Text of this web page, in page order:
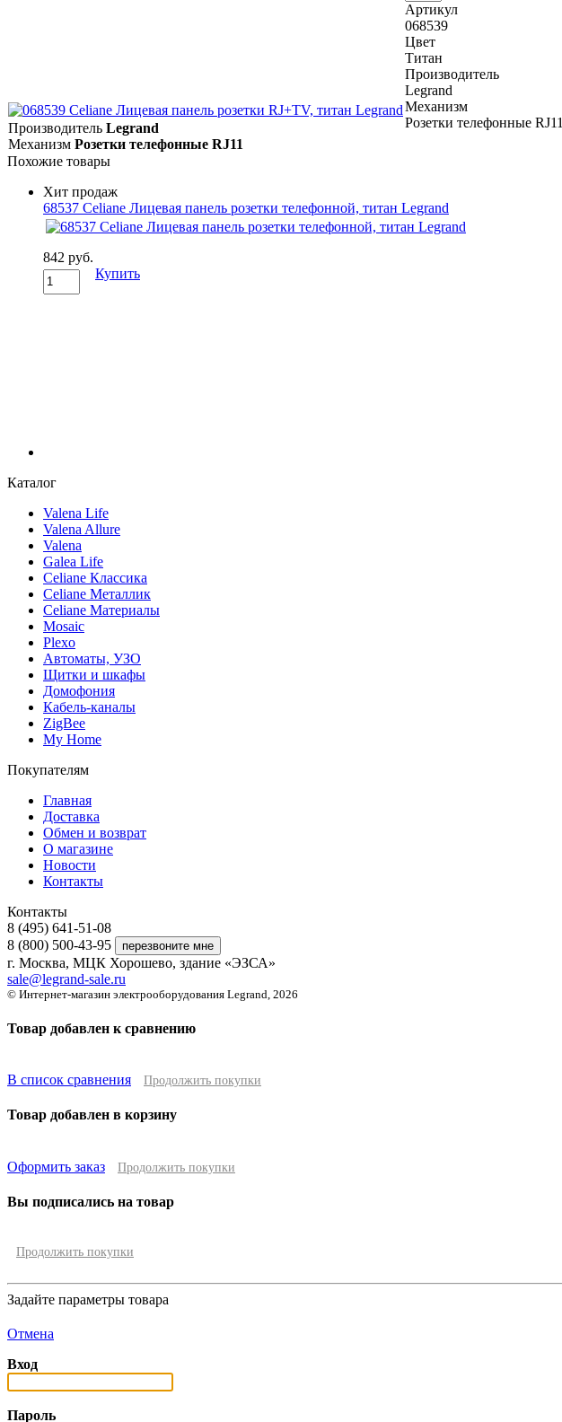
Артикул
068539
Цвет
Титан
Производитель
Legrand
Механизм
Розетки телефонные RJ11
Производитель Legrand
Механизм Розетки телефонные RJ11
Похожие товары
Хит продаж
68537 Celiane Лицевая панель розетки телефонной, титан Legrand
842 руб.
Купить
Каталог
Valena Life
Valena Allure
Valena
Galea Life
Celiane Классика
Celiane Металлик
Celiane Материалы
Mosaic
Plexo
Автоматы, УЗО
Щитки и шкафы
Домофония
Кабель-каналы
ZigBee
My Home
Покупателям
Главная
Доставка
Обмен и возврат
О магазине
Новости
Контакты
Контакты
8 (495) 641-51-08
8 (800) 500-43-95
г. Москва, МЦК Хорошево, здание «ЭЗСА»
sale@legrand-sale.ru
© Интернет-магазин электрооборудования Legrand, 2026
Товар добавлен к сравнению
В список сравнения Продолжить покупки
Товар добавлен в корзину
Оформить заказ Продолжить покупки
Вы подписались на товар
Продолжить покупки
Задайте параметры товара
Отмена
Вход
Пароль